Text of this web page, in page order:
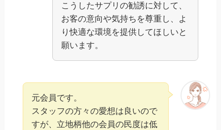
こうしたサプリの勧誘に対して、
お客の意向や気持ちを尊重し、よ
り快適な環境を提供してほしいと
願います。
元会員です。
スタッフの方々の愛想は良いので
すが、立地柄他の会員の民度は低